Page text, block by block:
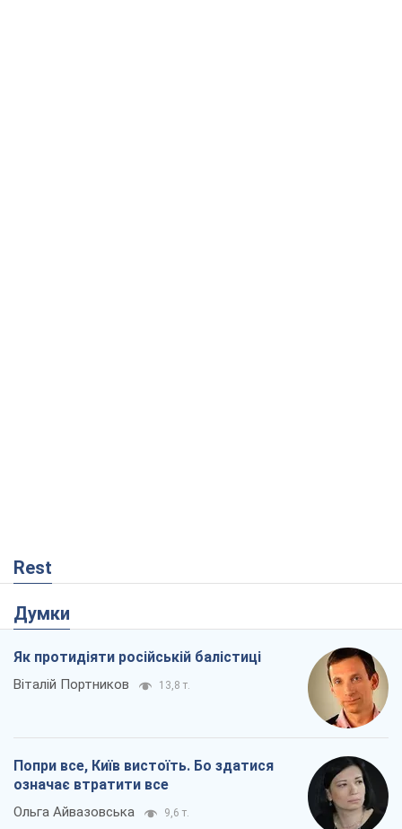
Rest
Думки
Як протидіяти російській балістиці
Віталій Портников 13,8 т.
Попри все, Київ вистоїть. Бо здатися
означає втратити все
Ольга Айвазовська 9,6 т.